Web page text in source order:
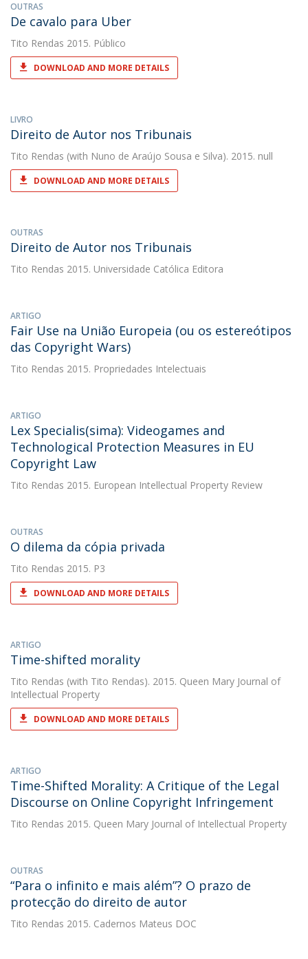
OUTRAS
De cavalo para Uber
Tito Rendas 2015. Público
DOWNLOAD AND MORE DETAILS
LIVRO
Direito de Autor nos Tribunais
Tito Rendas (with Nuno de Araújo Sousa e Silva). 2015. null
DOWNLOAD AND MORE DETAILS
OUTRAS
Direito de Autor nos Tribunais
Tito Rendas 2015. Universidade Católica Editora
ARTIGO
Fair Use na União Europeia (ou os estereótipos
das Copyright Wars)
Tito Rendas 2015. Propriedades Intelectuais
ARTIGO
Lex Specialis(sima): Videogames and
Technological Protection Measures in EU
Copyright Law
Tito Rendas 2015. European Intellectual Property Review
OUTRAS
O dilema da cópia privada
Tito Rendas 2015. P3
DOWNLOAD AND MORE DETAILS
ARTIGO
Time-shifted morality
Tito Rendas (with Tito Rendas). 2015. Queen Mary Journal of
Intellectual Property
DOWNLOAD AND MORE DETAILS
ARTIGO
Time-Shifted Morality: A Critique of the Legal
Discourse on Online Copyright Infringement
Tito Rendas 2015. Queen Mary Journal of Intellectual Property
OUTRAS
“Para o infinito e mais além”? O prazo de
protecção do direito de autor
Tito Rendas 2015. Cadernos Mateus DOC